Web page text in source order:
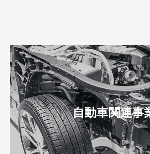
自動車関連事